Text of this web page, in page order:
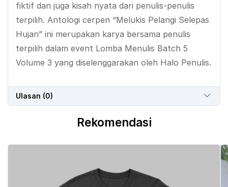
fiktif dan juga kisah nyata dari penulis-penulis
terpilih. Antologi cerpen “Melukis Pelangi Selepas
Hujan” ini merupakan karya bersama penulis
terpilih dalam event Lomba Menulis Batch 5
Volume 3 yang diselenggarakan oleh Halo Penulis.
Ulasan (0)
Rekomendasi